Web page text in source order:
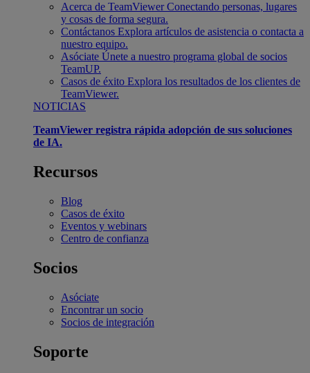
Acerca de TeamViewer Conectando personas, lugares
y cosas de forma segura.
Contáctanos Explora artículos de asistencia o contacta a
nuestro equipo.
Asóciate Únete a nuestro programa global de socios
TeamUP.
Casos de éxito Explora los resultados de los clientes de
TeamViewer.
NOTICIAS
TeamViewer registra rápida adopción de sus soluciones
de IA.
Recursos
Blog
Casos de éxito
Eventos y webinars
Centro de confianza
Socios
Asóciate
Encontrar un socio
Socios de integración
Soporte